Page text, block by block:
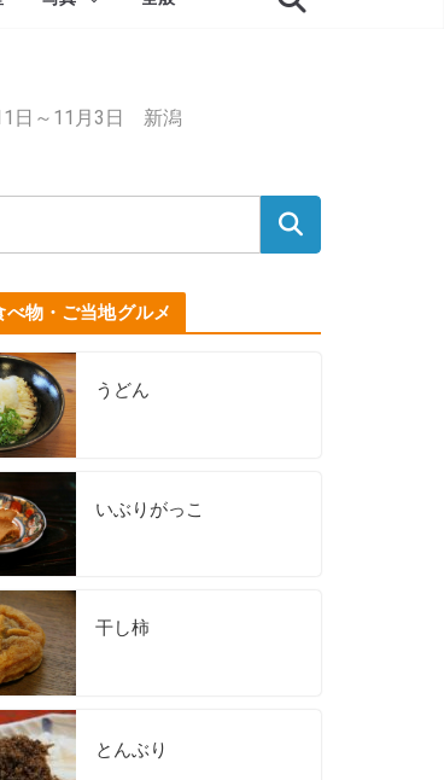
日～11月3日 新潟
べ物・ご当地グルメ
うどん
いぶりがっこ
干し柿
とんぶり